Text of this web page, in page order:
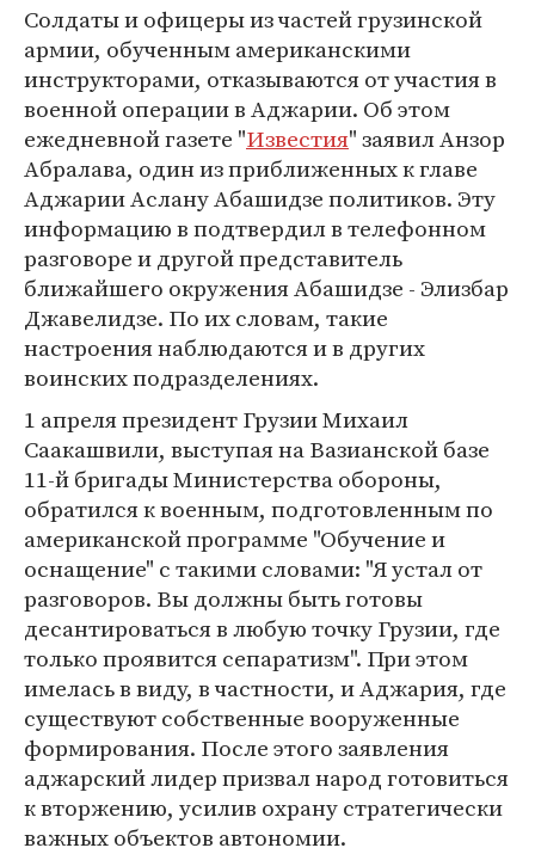
Солдаты и офицеры из частей грузинской
армии, обученным американскими
инструкторами, отказываются от участия в
военной операции в Аджарии. Об этом
ежедневной газете "Известия" заявил Анзор
Абралава, один из приближенных к главе
Аджарии Аслану Абашидзе политиков. Эту
информацию в подтвердил в телефонном
разговоре и другой представитель
ближайшего окружения Абашидзе - Элизбар
Джавелидзе. По их словам, такие
настроения наблюдаются и в других
воинских подразделениях.
1 апреля президент Грузии Михаил
Саакашвили, выступая на Вазианской базе
11-й бригады Министерства обороны,
обратился к военным, подготовленным по
американской программе "Обучение и
оснащение" с такими словами: "Я устал от
разговоров. Вы должны быть готовы
десантироваться в любую точку Грузии, где
только проявится сепаратизм". При этом
имелась в виду, в частности, и Аджария, где
существуют собственные вооруженные
формирования. После этого заявления
аджарский лидер призвал народ готовиться
к вторжению, усилив охрану стратегически
важных объектов автономии.